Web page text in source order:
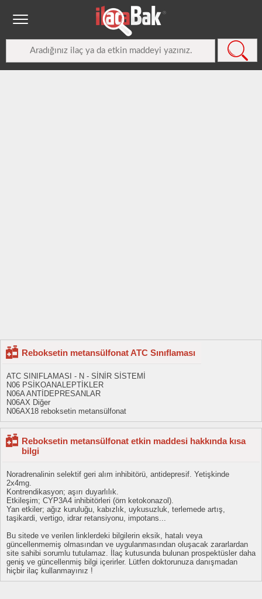
Reboksetin metansülfonat ATC Sınıflaması
ATC SINIFLAMASI - N - SİNİR SİSTEMİ
N06 PSİKOANALEPTİKLER
N06A ANTİDEPRESANLAR
N06AX Diğer
N06AX18 reboksetin metansülfonat
Reboksetin metansülfonat etkin maddesi hakkında kısa
bilgi
Noradrenalinin selektif geri alım inhibitörü, antidepresif. Yetişkinde
2x4mg.
Kontrendikasyon; aşırı duyarlılık.
Etkileşim; CYP3A4 inhibitörleri (örn ketokonazol).
Yan etkiler; ağız kuruluğu, kabızlık, uykusuzluk, terlemede artış,
taşikardi, vertigo, idrar retansiyonu, impotans...
Bu sitede ve verilen linklerdeki bilgilerin eksik, hatalı veya
güncellenmemiş olmasından ve uygulanmasından oluşacak zararlardan
site sahibi sorumlu tutulamaz. İlaç kutusunda bulunan prospektüsler daha
geniş ve güncellenmiş bilgi içerirler. Lütfen doktorunuza danışmadan
hiçbir ilaç kullanmayınız !